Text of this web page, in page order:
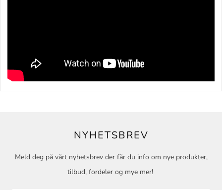
NYHETSBREV
Meld deg på vårt nyhetsbrev der får du info om nye produkter,
tilbud, fordeler og mye mer!